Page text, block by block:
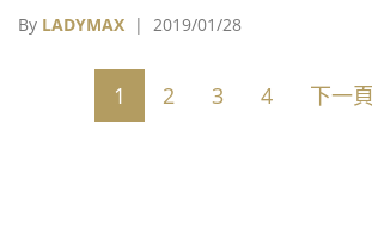
視的品牌團隊中調配人手與Rihanna進
By LADYMAX | 2019/01/28
1 2 3 4 下一頁